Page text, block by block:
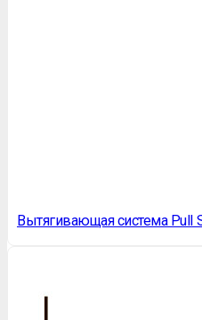
Вытягивающая система Pull